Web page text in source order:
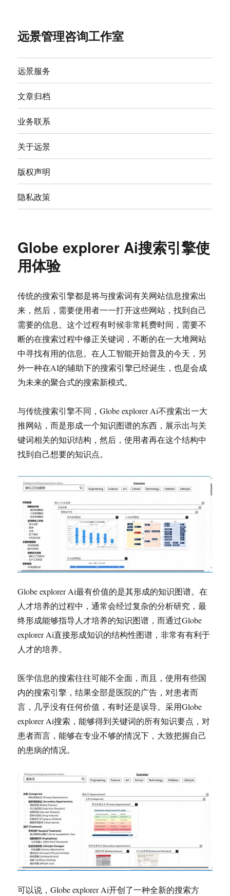
远景管理咨询工作室
远景服务
文章归档
业务联系
关于远景
版权声明
隐私政策
Globe explorer Ai搜索引擎使
用体验
传统的搜索引擎都是将与搜索词有关网站信息搜索出
来，然后，需要使用者一一打开这些网站，找到自己
需要的信息。这个过程有时候非常耗费时间，需要不
断的在搜索过程中修正关键词，不断的在一大堆网站
中寻找有用的信息。在人工智能开始普及的今天，另
外一种在AI的辅助下的搜索引擎已经诞生，也是会成
为未来的聚合式的搜索新模式。
与传统搜索引擎不同，Globe explorer Ai不搜索出一大
推网站，而是形成一个知识图谱的东西，展示出与关
键词相关的知识结构，然后，使用者再在这个结构中
找到自己想要的知识点。
Globe explorer Ai最有价值的是其形成的知识图谱。在
人才培养的过程中，通常会经过复杂的分析研究，最
终形成能够指导人才培养的知识图谱，而通过Globe
explorer Ai直接形成知识的结构性图谱，非常有有利于
人才的培养。
医学信息的搜索往往可能不全面，而且，使用有些国
内的搜索引擎，结果全部是医院的广告，对患者而
言，几乎没有任何价值，有时还是误导。采用Globe
explorer Ai搜索，能够得到关键词的所有知识要点，对
患者而言，能够在专业不够的情况下，大致把握自己
的患病的情况。
可以说，Globe explorer Ai开创了一种全新的搜索方